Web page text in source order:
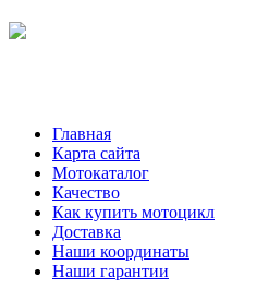
Главная
Карта сайта
Мотокаталог
Качество
Как купить мотоцикл
Доставка
Наши координаты
Наши гарантии